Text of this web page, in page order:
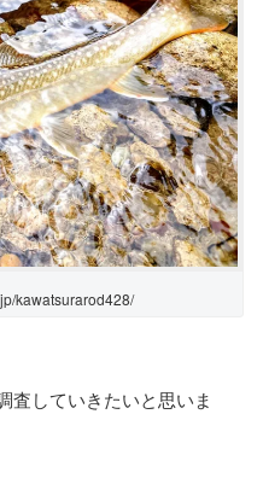
kawatsurarod428/
査していきたいと思いま